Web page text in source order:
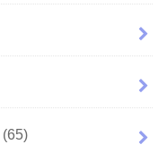
(65)